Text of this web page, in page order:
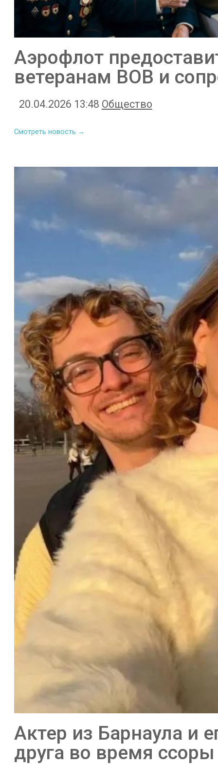
Аэрофлот
ветеранам ВОВ и
20.04.2026 13:48 Общество
Смотреть новость →
Актер из Барнаула и
друга во время ссоры